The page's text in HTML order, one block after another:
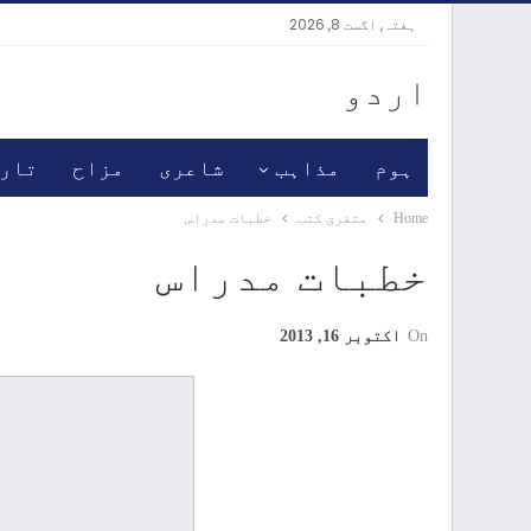
ہفتہ, اگست 8, 2026
اردو
ہوم مذاہب شاعری مزاح
Home متفرق کتب خطبات مدراس
خطبات مدراس
On اکتوبر 16, 2013